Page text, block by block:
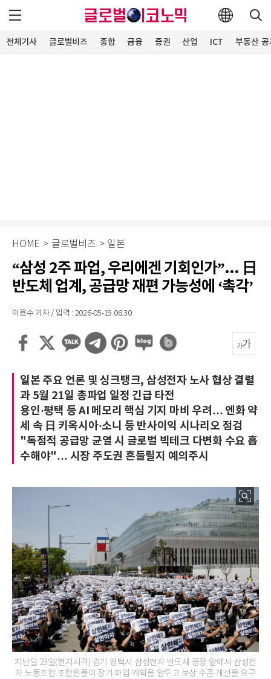
전체기사 글로벌비즈 종합 금융 증권 산업 ICT 부동산·
HOME > 글로벌비즈 > 일본
“삼성 2주 파업, 우리에겐 기회인가”... 日
반도체 업계, 공급망 재편 가능성에 ‘촉각’
이용수 기자 / 입력 : 2026-05-19 06:30
일본 주요 언론 및 싱크탱크, 삼성전자 노사 협상 결렬
과 5월 21일 총파업 일정 긴급 타전
용인·평택 등 AI 메모리 핵심 기지 마비 우려… 엔화 약
세 속 日 키옥시아·소니 등 반사이익 시나리오 점검
"독점적 공급망 균열 시 글로벌 빅테크 다변화 수요 흡
수해야"… 시장 주도권 흔들릴지 예의주시
지난달 23일(현지시각) 경기 평택시 삼성전자 반도체 공장 앞에서 삼성전
자 노동조합 조합원들이 장기 파업 계획을 앞두고 보상 수준 개선을 요구